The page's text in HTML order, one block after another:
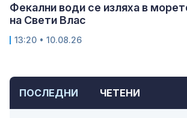
ПОСЛЕДНИ ЧЕТЕНИ
Фекални води се изляха в
на Свети Влас
13:20 • 10.08.26